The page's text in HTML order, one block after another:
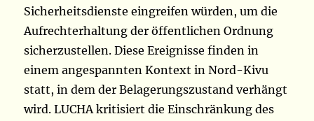
Sicherheitsdienste eingreifen würden, um die
Aufrechterhaltung der öffentlichen Ordnung
sicherzustellen. Diese Ereignisse finden in
einem angespannten Kontext in Nord-Kivu
statt, in dem der Belagerungszustand verhängt
wird. LUCHA kritisiert die Einschränkung des